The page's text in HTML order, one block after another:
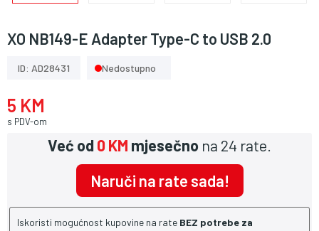
XO NB149-E Adapter Type-C to USB 2.0
ID: AD28431 Nedostupno
5 KM
s PDV-om
Već od0 KM mjesečno na 24 rate.
Naruči na rate sada!
Iskoristi mogućnost kupovine na rate BEZ potrebe za